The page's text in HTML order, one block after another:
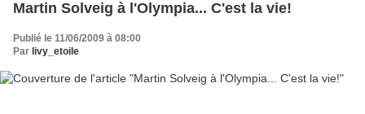
Martin Solveig à l'Olympia... C'est la vie!
Publié le 11/06/2009 à 08:00
Par livy_etoile